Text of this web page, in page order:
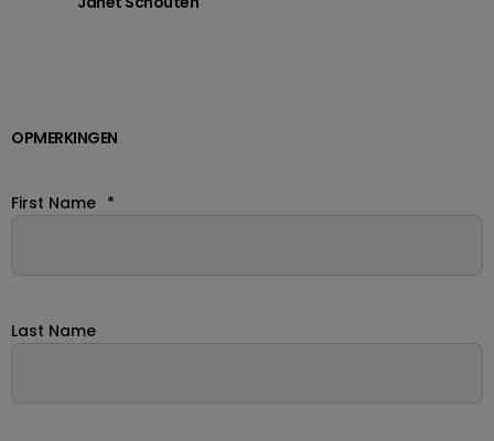
OPMERKINGEN
First Name *
Last Name